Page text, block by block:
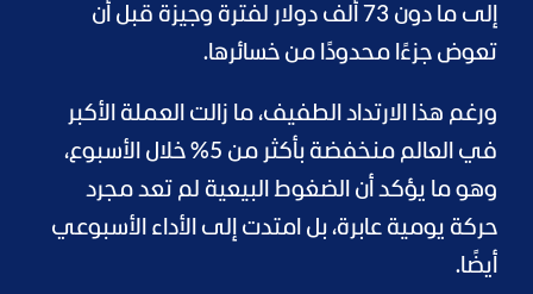
إلى ما دون 73 ألف دولار لفترة وجيزة قبل أن
تعوض جزءًا محدودًا من خسائرها.
ورغم هذا الارتداد الطفيف، ما زالت العملة الأكبر
في العالم منخفضة بأكثر من 5% خلال الأسبوع،
وهو ما يؤكد أن الضغوط البيعية لم تعد مجرد
حركة يومية عابرة، بل امتدت إلى الأداء الأسبوعي
أيضًا.